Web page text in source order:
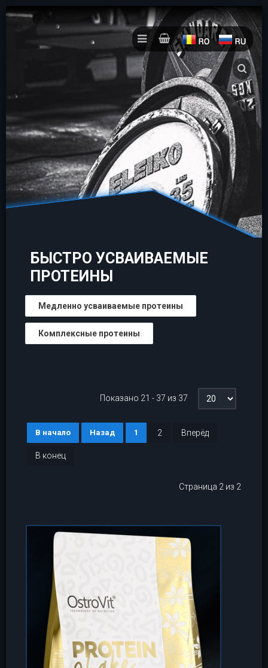
БЫСТРО УСВАИВАЕМЫЕ
ПРОТЕИНЫ
Медленно усваиваемые протеины
Комплексные протеины
Показано 21 - 37 из 37
В начало Назад 1 2 Вперёд
В конец
Страница 2 из 2